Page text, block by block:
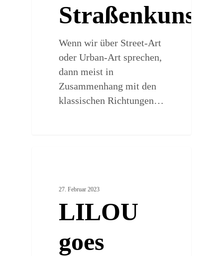
Straßenkunst
Wenn wir über Street-Art
oder Urban-Art sprechen,
dann meist in
Zusammenhang mit den
klassischen Richtungen…
27. Februar 2023
LILOU
goes